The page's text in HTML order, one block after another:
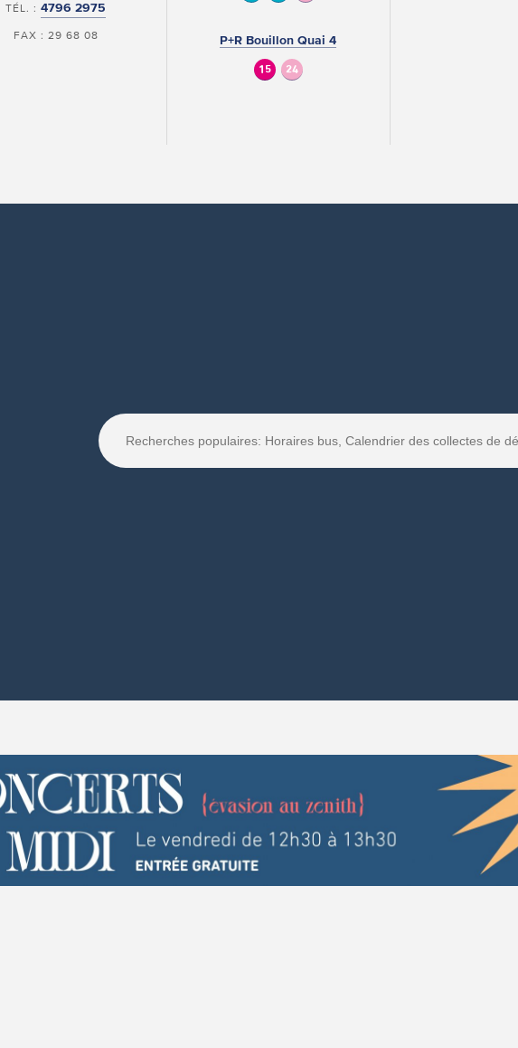
TÉL. :4796 2975
FAX : 29 68 08 P+R Bouillon Quai 4
15 24